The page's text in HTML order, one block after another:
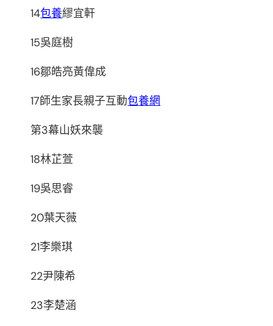
14包養繆宜軒
15吳庭樹
16鄒皓亮黃偉成
17師生家長親子互動包養網
第3幕山妖來襲
18林芷萱
19吳思睿
20葉天薇
21李樂琪
22尹陳希
23李楚涵